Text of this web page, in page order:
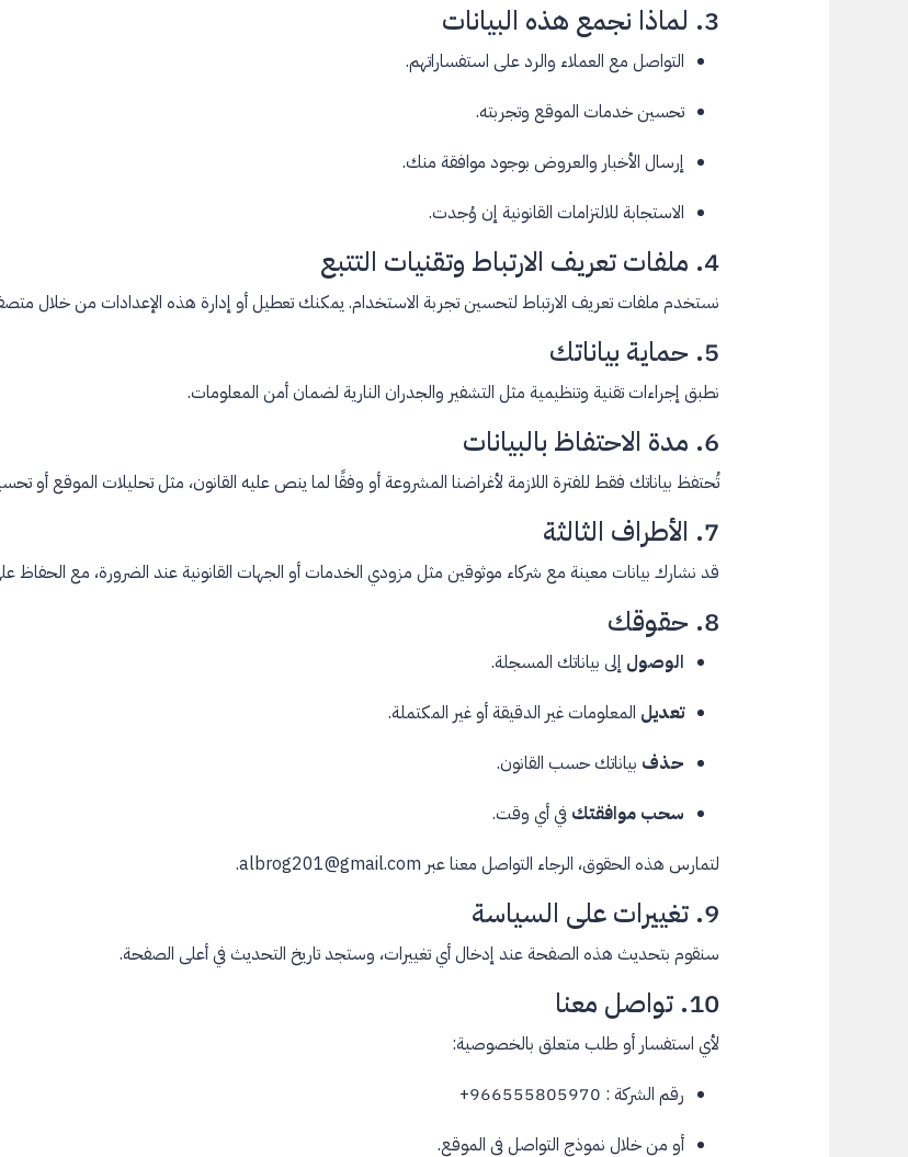
3. لماذا نجمع هذه البيانات
التواصل مع العملاء والرد على استفساراتهم.
تحسين خدمات الموقع وتجربته.
إرسال الأخبار والعروض بوجود موافقة منك.
الاستجابة للالتزامات القانونية إن وُجدت.
4. ملفات تعريف الارتباط وتقنيات التتبع
نستخدم ملفات تعريف الارتباط لتحسين تجربة الاستخدام. يمكنك تعطيل أو إدارة هذه الإعدادات من
5. حماية بياناتك
نطبق إجراءات تقنية وتنظيمية مثل التشفير والجدران النارية لضمان أمن المعلومات.
6. مدة الاحتفاظ بالبيانات
تُحتفظ بياناتك فقط للفترة اللازمة لأغراضنا المشروعة أو وفقًا لما ينص عليه القانون، مثل تحليلات الموقع أو
7. الأطراف الثالثة
قد نشارك بيانات معينة مع شركاء موثوقين مثل مزودي الخدمات أو الجهات القانونية عند الضرورة، مع الحفاظ
8. حقوقك
الوصول إلى بياناتك المسجلة.
تعديل المعلومات غير الدقيقة أو غير المكتملة.
حذف بياناتك حسب القانون.
سحب موافقتك في أي وقت.
لتمارس هذه الحقوق، الرجاء التواصل معنا عبر albrog201@gmail.com.
9. تغييرات على السياسة
سنقوم بتحديث هذه الصفحة عند إدخال أي تغييرات، وستجد تاريخ التحديث في أعلى الصفحة.
10. تواصل معنا
لأي استفسار أو طلب متعلق بالخصوصية:
رقم الشركة : 966555805970+
أو من خلال نموذج التواصل في الموقع.